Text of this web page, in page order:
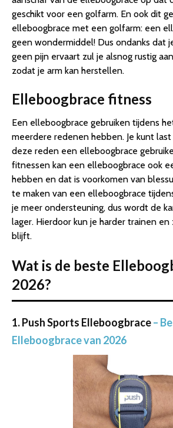
geschikt voor een golfarm. En ook dit
elleboogbrace met een golfarm: een
geen wondermiddel! Dus ondanks dat
geen pijn ervaart zul je alsnog rustig
zodat je arm kan herstellen.
Elleboogbrace fitness
Een elleboogbrace gebruiken tijdens
meerdere redenen hebben. Je kunt
deze reden een elleboogbrace
fitnessen kan een elleboogbrace ook
hebben en dat is voorkomen van
te maken van een elleboogbrace
je meer ondersteuning, dus wordt de
lager. Hierdoor kun je harder trainen
blijft.
Wat is de beste
2026?
1. Push Sports Elleboogbrace–
Elleboogbrace van 2026